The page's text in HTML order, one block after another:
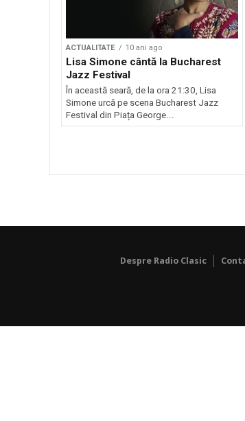
ACTUALITATE 10 ani ago
Lisa Simone cântă la Bucharest
Jazz Festival
În această seară, de la ora 21:30, Lisa
Simone urcă pe scena Bucharest Jazz
Festival din Piața George...
Despre Radio Clasic